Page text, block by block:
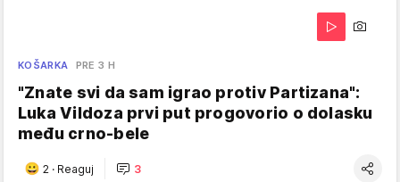
KOŠARKA PRE 3 H
"Znate svi da sam igrao protiv Partizana":
Luka Vildoza prvi put progovorio o dolasku
među crno-bele
2 · Reaguj 3